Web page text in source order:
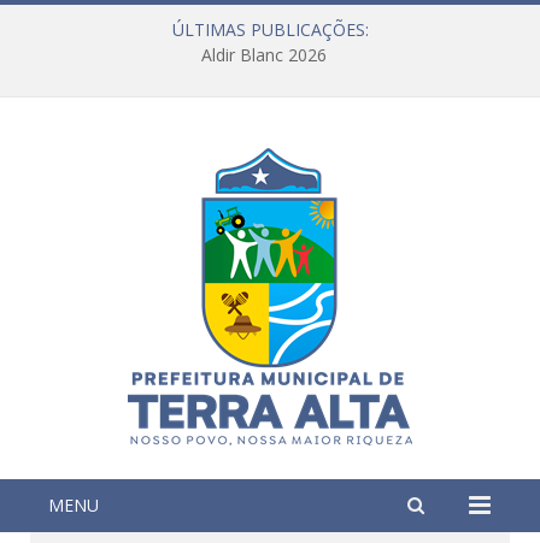
ÚLTIMAS PUBLICAÇÕES:
Aldir Blanc 2026
MENU